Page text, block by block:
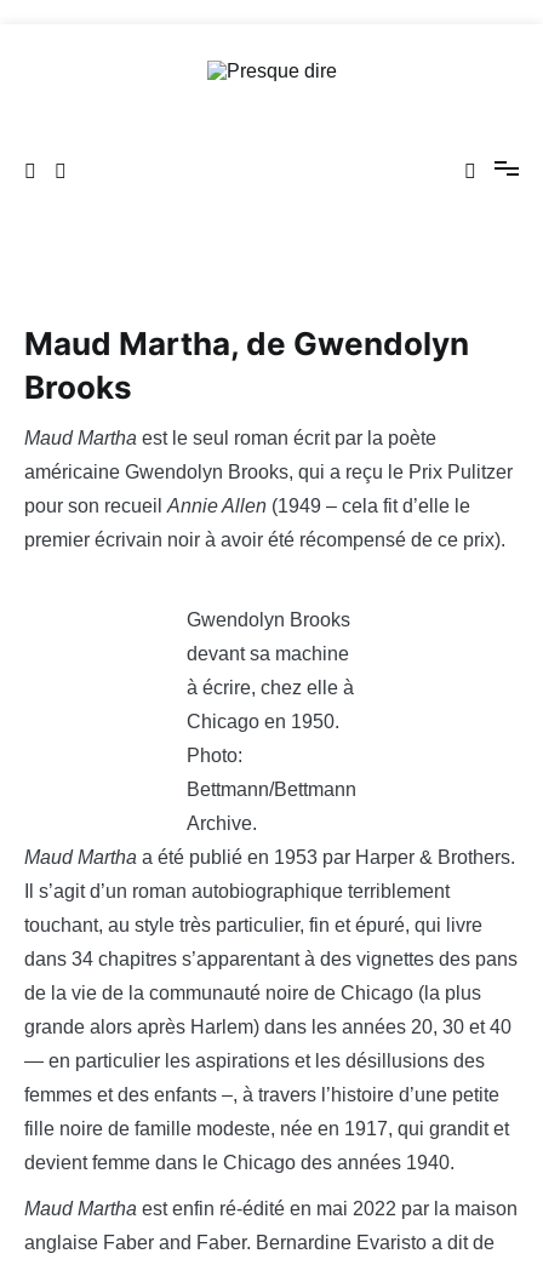
Maud Martha, de Gwendolyn
Brooks
Maud Martha est le seul roman écrit par la poète
américaine Gwendolyn Brooks, qui a reçu le Prix Pulitzer
pour son recueil Annie Allen (1949 – cela fit d’elle le
premier écrivain noir à avoir été récompensé de ce prix).
Gwendolyn Brooks
devant sa machine
à écrire, chez elle à
Chicago en 1950.
Photo:
Bettmann/Bettmann
Archive.
Maud Martha a été publié en 1953 par Harper & Brothers.
Il s’agit d’un roman autobiographique terriblement
touchant, au style très particulier, fin et épuré, qui livre
dans 34 chapitres s’apparentant à des vignettes des pans
de la vie de la communauté noire de Chicago (la plus
grande alors après Harlem) dans les années 20, 30 et 40
— en particulier les aspirations et les désillusions des
femmes et des enfants –, à travers l’histoire d’une petite
fille noire de famille modeste, née en 1917, qui grandit et
devient femme dans le Chicago des années 1940.
Maud Martha est enfin ré-édité en mai 2022 par la maison
anglaise Faber and Faber. Bernardine Evaristo a dit de